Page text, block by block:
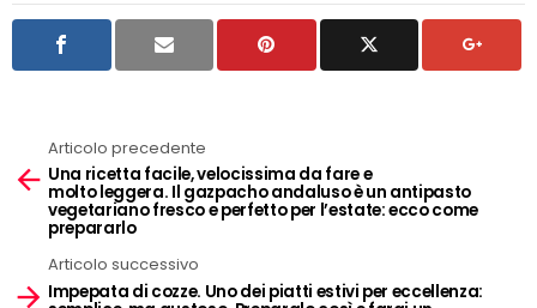
more
Articolo precedente
Una ricetta facile, velocissima da fare e
molto leggera. Il gazpacho andaluso è un antipasto
vegetariano fresco e perfetto per l’estate: ecco come
prepararlo
Articolo successivo
Impepata di cozze. Uno dei piatti estivi per eccellenza: